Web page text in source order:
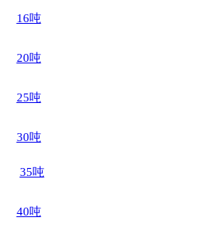
16吨
20吨
25吨
30吨
35吨
40吨